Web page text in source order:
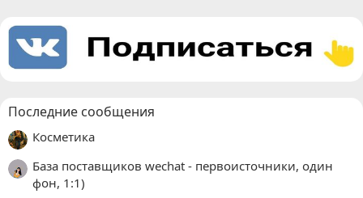
Последние сообщения
Косметика
База поставщиков wechat - первоисточники, один
фон, 1:1)